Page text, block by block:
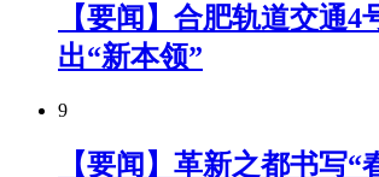
【要闻】合肥轨道交通4
出“新本领”
9
【要闻】革新之都书写“